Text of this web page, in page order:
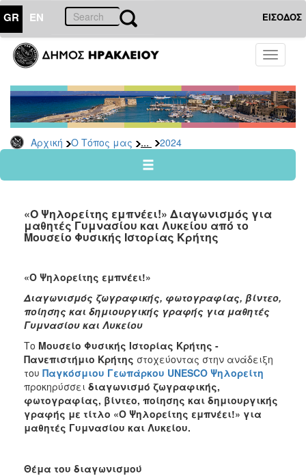
GR EN ΕΙΣΟΔΟΣ
Toggle
Αρχική Ο Τόπος μας ... 2024
ΤΟΠΟΣ
ΜΑΣ
Ανακοινώσεις
Αρχείο
2026
2024
2022
2021
2019
2018
2017
2016
2015
2012
2011
«Ο Ψηλορείτης εμπνέει!» Διαγωνισμός για
μαθητές Γυμνασίου και Λυκείου από το
Μουσείο Φυσικής Ιστορίας Κρήτης
«Ο Ψηλορείτης εμπνέει!»
Διαγωνισμός ζωγραφικής, φωτογραφίας, βίντεο,
ποίησης και δημιουργικής γραφής για μαθητές
Γυμνασίου και Λυκείου
Το Μουσείο Φυσικής Ιστορίας Κρήτης -
Πανεπιστήμιο Κρήτης στοχεύοντας στην ανάδειξη
του Παγκόσμιου Γεωπάρκου UNESCO Ψηλορείτη
προκηρύσσει διαγωνισμό ζωγραφικής,
φωτογραφίας, βίντεο, ποίησης και δημιουργικής
γραφής με τίτλο «Ο Ψηλορείτης εμπνέει!» για
μαθητές Γυμνασίου και Λυκείου.
Θέμα του διαγωνισμού